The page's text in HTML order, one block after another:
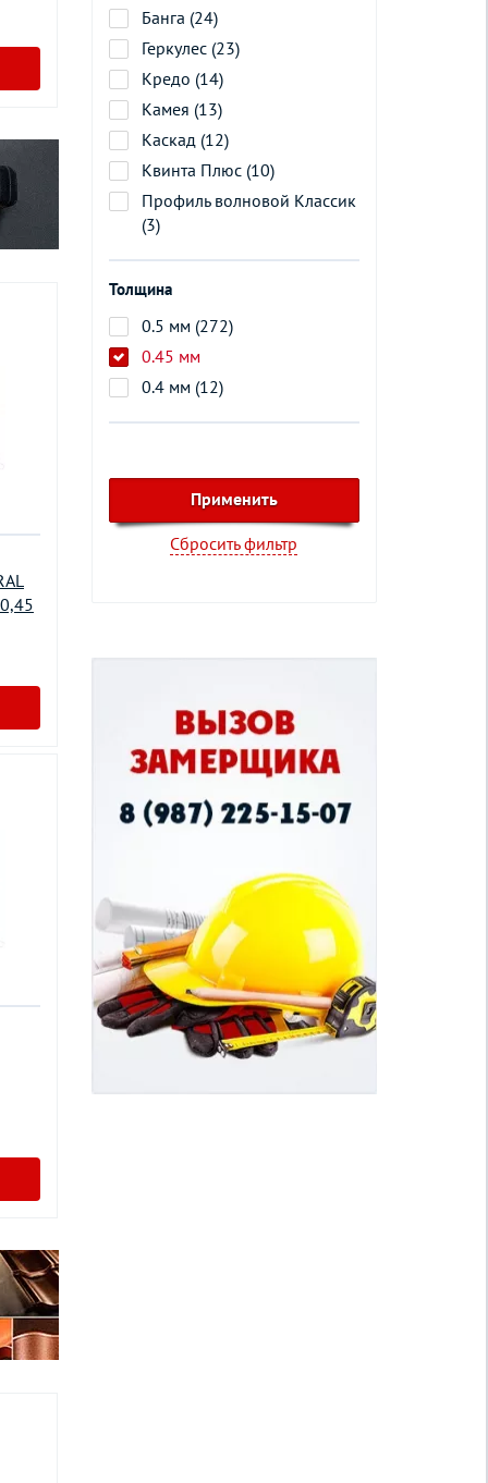
Банга (24)
Геркулес (23)
Кредо (14)
Камея (13)
Каскад (12)
Квинта Плюс (10)
Профиль волновой Классик
(3)
Толщина
0.5 мм (272)
0.45 мм
0.4 мм (12)
Сбросить фильтр